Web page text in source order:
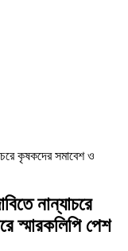
কৃষকদের সমাবেশ ও
নান্যাচরে
স্মারকলিপি পেশ